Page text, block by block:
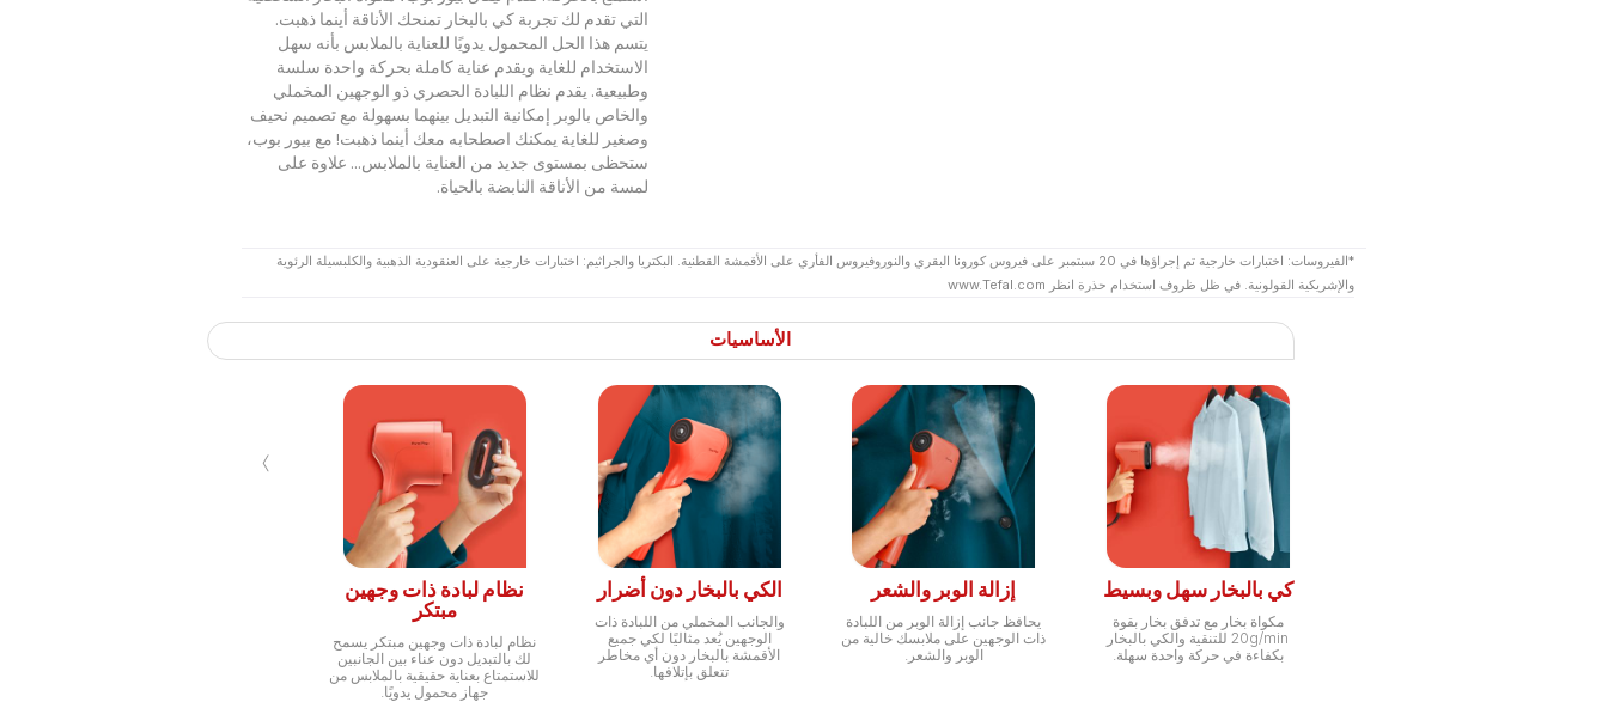
التي تقدم لك تجربة كي بالبخار تمنحك الأناقة أينما ذهبت.
يتسم هذا الحل المحمول يدويًا للعناية بالملابس بأنه سهل
الاستخدام للغاية ويقدم عناية كاملة بحركة واحدة سلسة
وطبيعية. يقدم نظام اللبادة الحصري ذو الوجهين المخملي
والخاص بالوبر إمكانية التبديل بينهما بسهولة مع تصميم نحيف
وصغير للغاية يمكنك اصطحابه معك أينما ذهبت! مع بيور بوب،
ستحظى بمستوى جديد من العناية بالملابس... علاوة على
لمسة من الأناقة النابضة بالحياة.
*الفيروسات: اختبارات خارجية تم إجراؤها في 20 سبتمبر على فيروس كورونا البقري والنوروفيروس الفأري على الأقمشة القطنية. البكتريا والجراثيم: اختبارات خارجية على العنقودية الذهبية والكلبسيلة الرئوية
والإشريكية القولونية. في ظل ظروف استخدام حذرة انظر www.‎Tefal.com
الأساسيات
كي بالبخار سهل وبسيط
مكواة بخار مع تدفق بخار بقوة
20g/min للتنقية والكي بالبخار
بكفاءة في حركة واحدة سهلة.
إزالة الوبر والشعر
يحافظ جانب إزالة الوبر من اللبادة
ذات الوجهين على ملابسك خالية من
الوبر والشعر.
الكي بالبخار دون أضرار
والجانب المخملي من اللبادة ذات
الوجهين يُعد مثاليًا لكي جميع
الأقمشة بالبخار دون أي مخاطر
تتعلق بإتلافها.
نظام لبادة ذات وجهين
مبتكر
نظام لبادة ذات وجهين مبتكر يسمح
لك بالتبديل دون عناء بين الجانبين
للاستمتاع بعناية حقيقية بالملابس من
جهاز محمول يدويًا.
›